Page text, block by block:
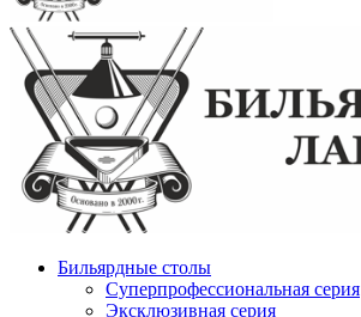
Бильярдные столы
Суперпрофессиональная серия
Эксклюзивная серия